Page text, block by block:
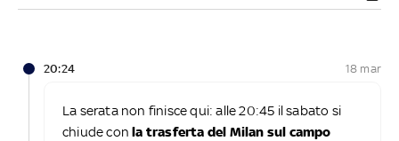
20:24 18 mar
La serata non finisce qui: alle 20:45 il sabato si
chiude conla trasferta del Milan sul campo